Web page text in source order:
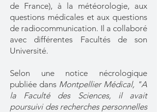
de France), à la météorologie, aux
questions médicales et aux questions
de radiocommunication. Il a collaboré
avec différentes Facultés de son
Université.
Selon une notice nécrologique
publiée dans Montpellier Médical, "A
la Faculté des Sciences, il avait
poursuivi des recherches personnelles